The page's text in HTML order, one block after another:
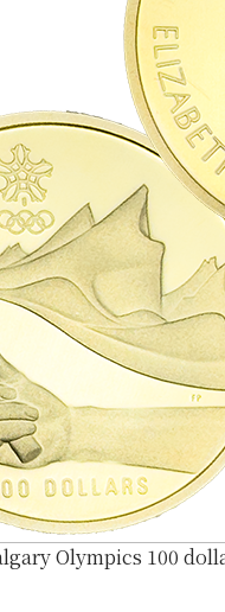
Olympics 100